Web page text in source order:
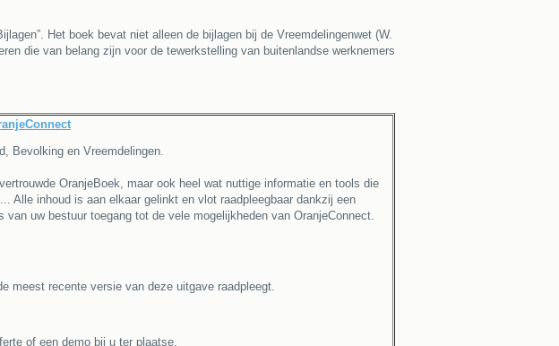
Het boek bevat niet alleen de bijlagen bij de Vreemdelingenwet (W.
die van belang zijn voor de tewerkstelling van buitenlandse werknemers
Bevolking en Vreemdelingen.
OranjeBoek, maar ook heel wat nuttige informatie en tools die
Alle inhoud is aan elkaar gelinkt en vlot raadpleegbaar dankzij een
uw bestuur toegang tot de vele mogelijkheden van OranjeConnect.
meest recente versie van deze uitgave raadpleegt.
of een demo bij u ter plaatse.